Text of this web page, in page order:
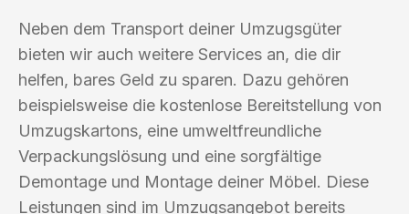
Neben dem Transport deiner Umzugsgüter
bieten wir auch weitere Services an, die dir
helfen, bares Geld zu sparen. Dazu gehören
beispielsweise die kostenlose Bereitstellung von
Umzugskartons, eine umweltfreundliche
Verpackungslösung und eine sorgfältige
Demontage und Montage deiner Möbel. Diese
Leistungen sind im Umzugsangebot bereits